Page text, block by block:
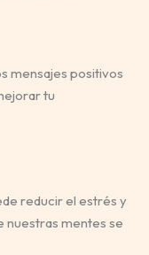
mensajes positivos
tu
reducir el estrés y
nuestras mentes se